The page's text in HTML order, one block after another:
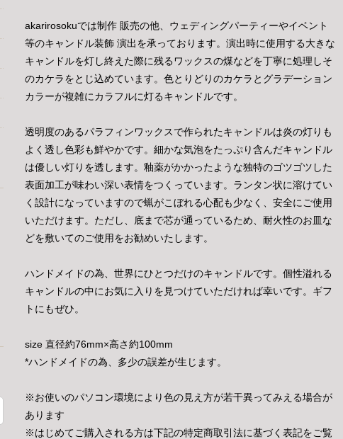
akarirosokuでは制作 販売の他、ウェディングパーティーやイベント
等のキャンドル装飾 演出を承っております。演出時に使用する大きな
キャンドルを灯し終えた際に残るワックスの煤などを丁寧に処理しそ
のカケラをとじ込めています。色とりどりのカケラとグラデーション
カラーが複雑にカラフルに灯るキャンドルです。
透明度のあるパラフィンワックスで作られたキャンドルは炎の灯りも
よく透し色彩も鮮やかです。細かな気泡をたっぷり含んだキャンドル
は優しい灯りを透します。釉薬がかかったような独特のゴツゴツした
表面加工が味わい深い表情をつくっています。ランタン状に溶けてい
く設計になっていますので蝋がこぼれる心配も少なく、安全にご使用
いただけます。ただし、底まで芯が通っているため、耐火性のお皿な
どを敷いてのご使用をお勧めいたします。
ハンドメイドの為、世界にひとつだけのキャンドルです。個性溢れる
キャンドルの中にお気に入りを見つけていただければ幸いです。ギフ
トにもぜひ。
size 直径約76mm×高さ約100mm
*ハンドメイドの為、多少の誤差が生じます。
※お使いのパソコン環境により色の見え方が若干異ってみえる場合が
あります
※はじめてご購入される方は下記の特定商取引法に基づく表記をご覧